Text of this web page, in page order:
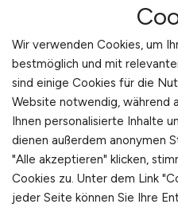
Jobs bei
Hamm GmbH &
Jobs bei
Jobs bei TROX
Wir verwenden Cookies, um
bestmöglich und mit
sind einige Cookies für die
Website notwendig, während
Ihnen personalisierte Inhalte
dienen außerdem anonymen
"Alle akzeptieren" klicken,
Cookies zu. Unter dem Link
jeder Seite können Sie Ihre